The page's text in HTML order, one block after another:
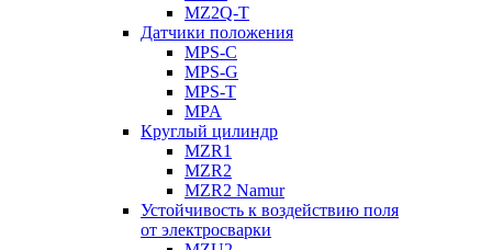
MZ2Q-T
Датчики положения
MPS-C
MPS-G
MPS-T
MPA
Круглый цилиндр
MZR1
MZR2
MZR2 Namur
Устойчивость к воздействию поля
от электросварки